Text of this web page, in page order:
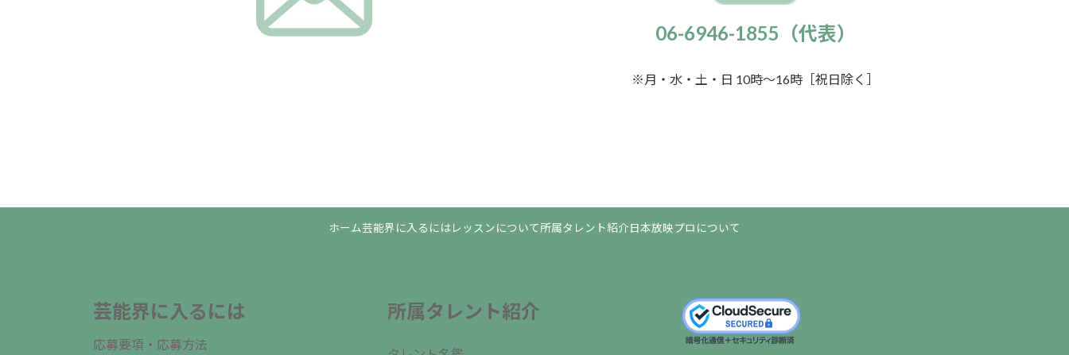
06-6946-1855（代表）
※月・水・土・日 10時～16時［祝日除く］
ホーム芸能界に入るにはレッスンについて所属タレント紹介日本放映プロについて
芸能界に入るには
応募要項・応募方法
所属タレント紹介